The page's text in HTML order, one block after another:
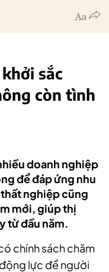
sắc
còn tình
doanh nghiệp
để đáp ứng nhu
nghiệp cũng
mới, giúp thị
từ đầu năm.
chính sách chăm
lực để người